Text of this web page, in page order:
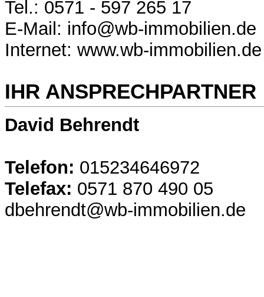
Tel.: 0571 - 597 265 17
E-Mail: info@wb-immobilien.de
Internet: www.wb-immobilien.de
IHR ANSPRECHPARTNER
David Behrendt
Telefon: 015234646972
Telefax: 0571 870 490 05
dbehrendt@wb-immobilien.de